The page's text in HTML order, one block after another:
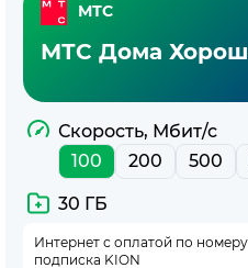
МТС
МТС Дома
Скорость, Мбит/с
100
200 500
30 ГБ
Интернет с оплатой по
подписка KION